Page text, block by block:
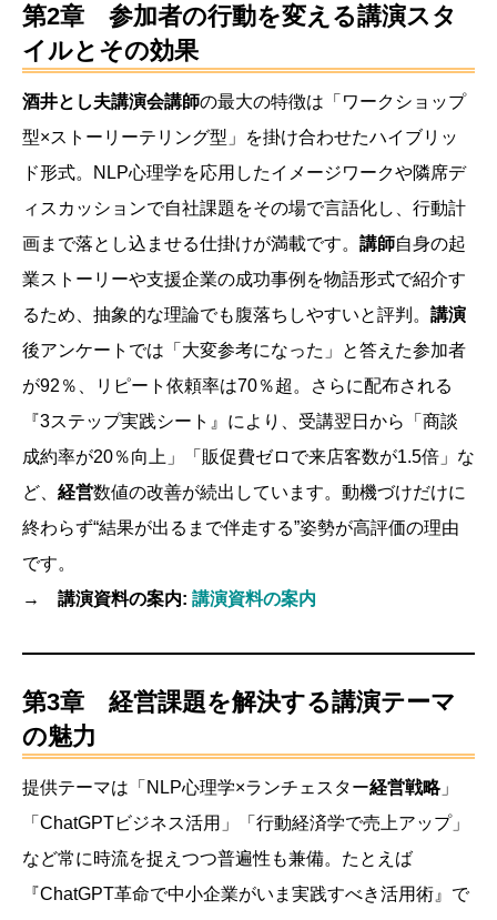
第2章 参加者の行動を変える講演スタ
イルとその効果
酒井とし夫講演会講師の最大の特徴は「ワークショップ
型×ストーリーテリング型」を掛け合わせたハイブリッ
ド形式。NLP心理学を応用したイメージワークや隣席デ
ィスカッションで自社課題をその場で言語化し、行動計
画まで落とし込ませる仕掛けが満載です。 講師自身の起
業ストーリーや支援企業の成功事例を物語形式で紹介す
るため、抽象的な理論でも腹落ちしやすいと評判。 講演
後アンケートでは「大変参考になった」と答えた参加者
が92％、リピート依頼率は70％超。さらに配布される
『3ステップ実践シート』により、受講翌日から「商談
成約率が20％向上」「販促費ゼロで来店客数が1.5倍」な
ど、 経営数値の改善が続出しています。動機づけだけに
終わらず“結果が出るまで伴走する”姿勢が高評価の理由
です。
→ 講演資料の案内: 講演資料の案内
第3章 経営課題を解決する講演テーマ
の魅力
提供テーマは「NLP心理学×ランチェスター経営戦略」
「ChatGPTビジネス活用」「行動経済学で売上アップ」
など常に時流を捉えつつ普遍性も兼備。たとえば
『ChatGPT革命で中小企業がいま実践すべき活用術』で